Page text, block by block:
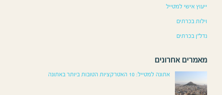
ייעוץ אישי למטייל
וילות בכרתים
נדל”ן בכרתים
מאמרים אחרונים
אתונה למטייל: 10 האטרקציות הטובות ביותר באתונה